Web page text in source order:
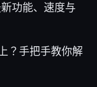
功能、速度与
？手把手教你解